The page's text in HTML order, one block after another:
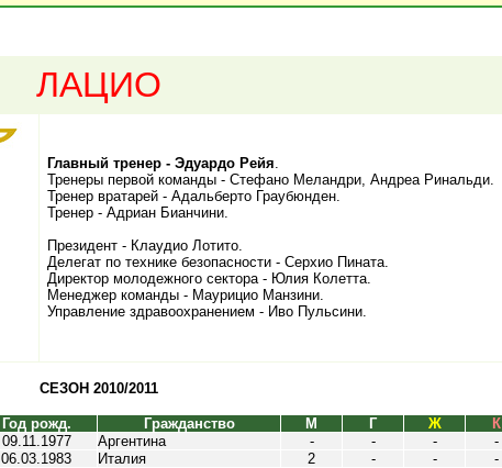
ЛАЦИО
Главный тренер - Эдуардо Рейя.
Тренеры первой команды - Стефано Меландри, Андреа Ринальди.
Тренер вратарей - Адальберто Граубюнден.
Тренер - Адриан Бианчини.
Президент - Клаудио Лотито.
Делегат по технике безопасности - Серхио Пината.
Директор молодежного сектора - Юлия Колетта.
Менеджер команды - Маурицио Манзини.
Управление здравоохранением - Иво Пульсини.
СЕЗОН 2010/2011
Год рожд. Гражданство М Г Ж
К
09.11.1977 Аргентина - - -
-
06.03.1983 Италия 2 - -
-